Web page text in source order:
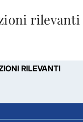
rilevanti
RILEVANTI